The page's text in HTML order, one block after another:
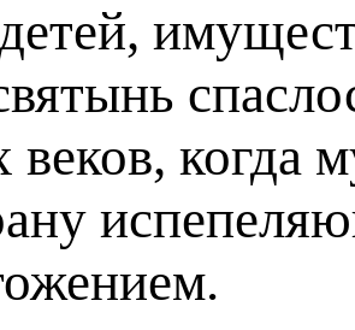
веков, когда